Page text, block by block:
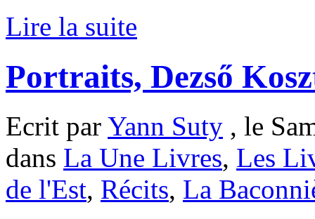
Lire la suite
Portraits, Dezső
Ecrit par Yann Suty , le
dans La Une Livres, Les
de l'Est, Récits, La